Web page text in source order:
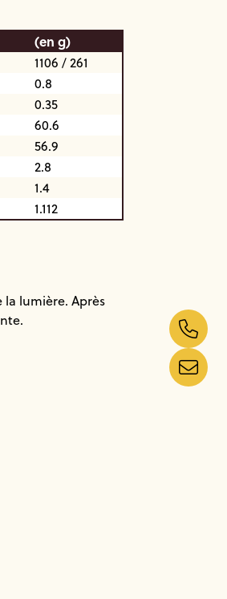
(en g)
1106 / 261
0.8
0.35
60.6
56.9
2.8
1.4
1.112
la lumière. Après